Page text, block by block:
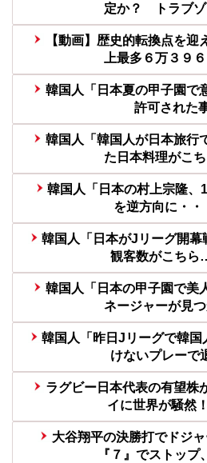
定か？ トラブゾ
【動画】歴史的転換点を
上最多６万３９
韓国人「日本夏の甲子園で
許可された
韓国人「韓国人が日本旅行
た日本料理がこ
韓国人「日本の村上宗隆、
を逆方向に・・
韓国人「日本がJリーグ開
観客数がこち
韓国人「日本の甲子園で美
ネージャーが見
韓国人「昨日Jリーグで韓
けないプレーで
ラグビー日本代表の有望株
イに世界が騒然
大谷翔平の決勝打でドジ
『７』でストップ